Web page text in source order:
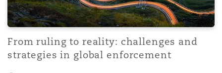
From ruling to reality: challenges and
strategies in global enforcement